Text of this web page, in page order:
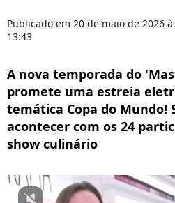
Publicado em 20 de maio de 2026
13:43
A nova temporada do
promete uma estreia
temática Copa do Mundo!
acontecer com os 24
show culinário